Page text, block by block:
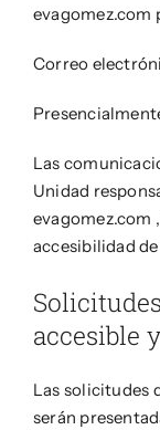
evagomez.com
Correo
Las
Unidad
evagomez.com
accesibilidad
accesible
Las solicitudes
serán